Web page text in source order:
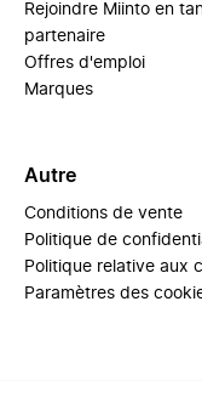
Rejoindre Miinto en
partenaire
Offres d'emploi
Marques
Autre
Conditions de vente
Politique de
Politique relative aux
Paramètres des